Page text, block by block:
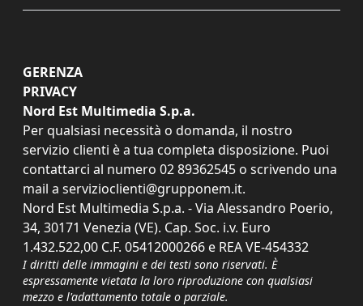
GERENZA
PRIVACY
Nord Est Multimedia S.p.a.
Per qualsiasi necessità o domanda, il nostro
servizio clienti è a tua completa disposizione. Puoi
contattarci al numero 02 89362545 o scrivendo una
mail a servizioclienti@grupponem.it.
Nord Est Multimedia S.p.a. - Via Alessandro Poerio,
34, 30171 Venezia (VE). Cap. Soc. i.v. Euro
1.432.522,00 C.F. 05412000266 e REA VE-454332
I diritti delle immagini e dei testi sono riservati. È
espressamente vietata la loro riproduzione con qualsiasi
mezzo e l'adattamento totale o parziale.